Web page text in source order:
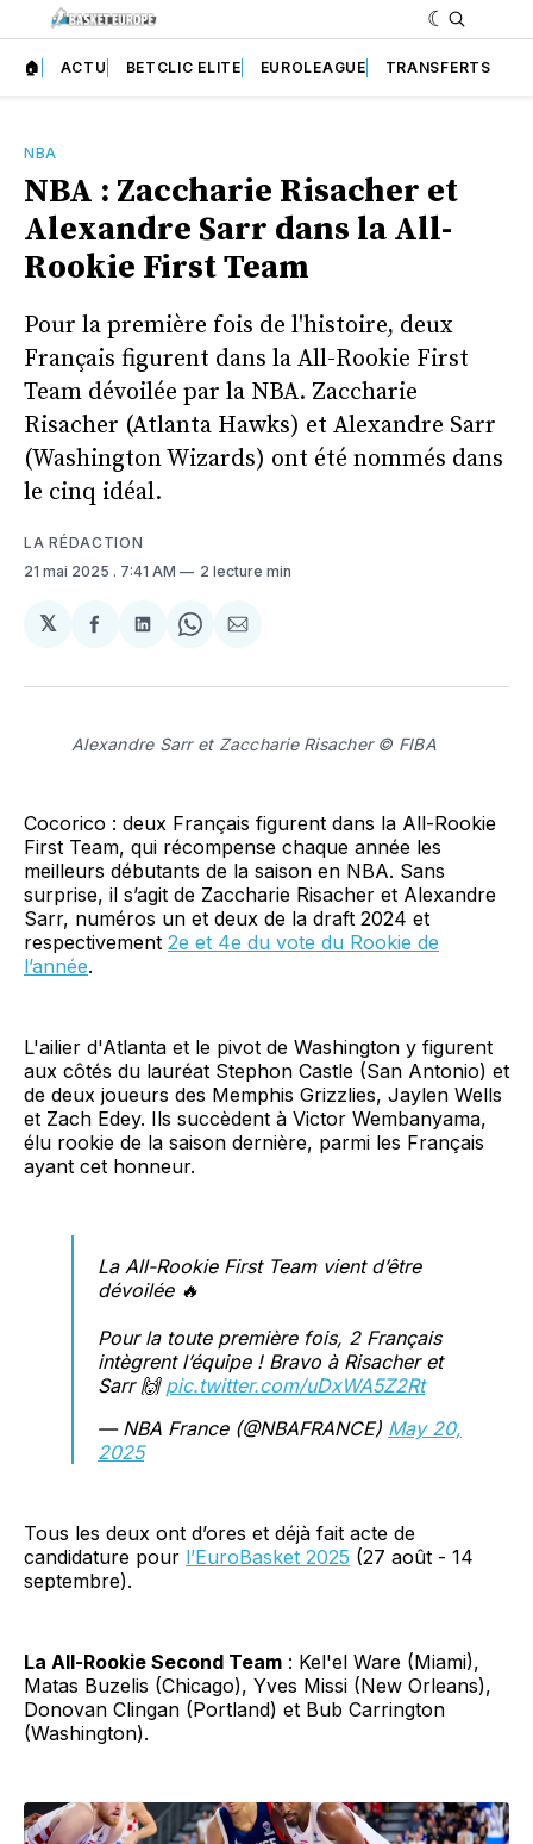
🏠 ACTU BETCLIC ELITE EUROLEAGUE TRANSFERTS
NBA
NBA : Zaccharie Risacher et
Alexandre Sarr dans la All-
Rookie First Team
Pour la première fois de l'histoire, deux
Français figurent dans la All-Rookie First
Team dévoilée par la NBA. Zaccharie
Risacher (Atlanta Hawks) et Alexandre Sarr
(Washington Wizards) ont été nommés dans
le cinq idéal.
LA RÉDACTION
21 mai 2025 . 7:41 AM 2 lecture min
𝕏
Partager
Facebook
Partager
LinkedIn
Share
WhatsApp
Partager
Courriel
Alexandre Sarr et Zaccharie Risacher © FIBA
Cocorico : deux Français figurent dans la All-Rookie
First Team, qui récompense chaque année les
meilleurs débutants de la saison en NBA. Sans
surprise, il s’agit de Zaccharie Risacher et Alexandre
Sarr, numéros un et deux de la draft 2024 et
respectivement 2e et 4e du vote du Rookie de
l’année.
L'ailier d'Atlanta et le pivot de Washington y figurent
aux côtés du lauréat Stephon Castle (San Antonio) et
de deux joueurs des Memphis Grizzlies, Jaylen Wells
et Zach Edey. Ils succèdent à Victor Wembanyama,
élu rookie de la saison dernière, parmi les Français
ayant cet honneur.
La All-Rookie First Team vient d’être
dévoilée 🔥
Pour la toute première fois, 2 Français
intègrent l’équipe ! Bravo à Risacher et
Sarr 🙌 pic.twitter.com/uDxWA5Z2Rt
— NBA France (@NBAFRANCE) May 20,
2025
Tous les deux ont d’ores et déjà fait acte de
candidature pour l’EuroBasket 2025 (27 août - 14
septembre).
La All-Rookie Second Team : Kel'el Ware (Miami),
Matas Buzelis (Chicago), Yves Missi (New Orleans),
Donovan Clingan (Portland) et Bub Carrington
(Washington).